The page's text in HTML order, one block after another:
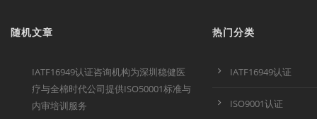
随机文章
IATF16949认证咨询机构为深圳稳健医
疗与全棉时代公司提供ISO50001标准与
内审培训服务
热门分类
IATF16949认证
ISO9001认证